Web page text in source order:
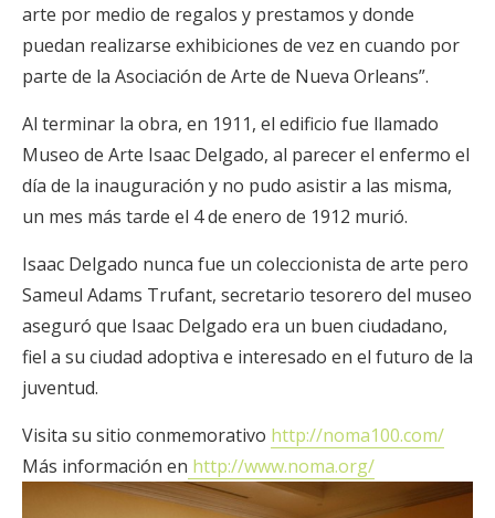
arte por medio de regalos y prestamos y donde
puedan realizarse exhibiciones de vez en cuando por
parte de la Asociación de Arte de Nueva Orleans”.
Al terminar la obra, en 1911, el edificio fue llamado
Museo de Arte Isaac Delgado, al parecer el enfermo el
día de la inauguración y no pudo asistir a las misma,
un mes más tarde el 4 de enero de 1912 murió.
Isaac Delgado nunca fue un coleccionista de arte pero
Sameul Adams Trufant, secretario tesorero del museo
aseguró que Isaac Delgado era un buen ciudadano,
fiel a su ciudad adoptiva e interesado en el futuro de la
juventud.
Visita su sitio conmemorativo http://noma100.com/
Más información en http://www.noma.org/